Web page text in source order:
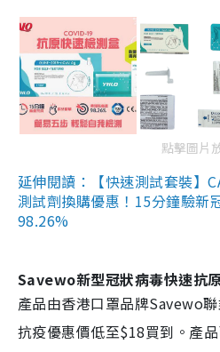
點擊圖片
延伸閱讀：【快速測試套裝】
測試劑換購優惠！15分鐘驗新
98.26%
Savewo新型冠狀病毒快速抗
產品由香港口罩品牌Savewo聯
抗疫優惠價低至$18買到。產